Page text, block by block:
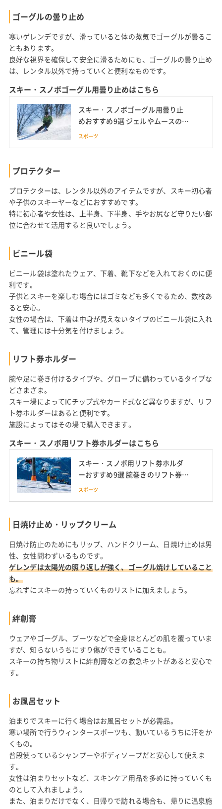
ゴーグルの曇り止め
寒いゲレンデですが、滑っていると体の蒸気でゴーグルが曇るこ
ともあります。
良好な視界を確保して安全に滑るためにも、ゴーグルの曇り止め
は、レンタル以外で持っていくと便利なものです。
スキー・スノボゴーグル用曇り止めはこちら
スキー・スノボゴーグル用曇り止
めおすすめ9選 ジェルやムースの塗
り方も解説
スポーツ
プロテクター
プロテクターは、レンタル以外のアイテムですが、スキー初心者
や子供のスキーヤーなどにおすすめです。
特に初心者や女性は、上半身、下半身、手やお尻など守りたい部
位に合わせて活用すると良いでしょう。
ビニール袋
ビニール袋は塗れたウェア、下着、靴下などを入れておくのに便
利です。
子供とスキーを楽しむ場合にはゴミなども多くでるため、数枚あ
ると安心。
女性の場合は、下着は中身が見えないタイプのビニール袋に入れ
て、管理には十分気を付けましょう。
リフト券ホルダー
腕や足に巻き付けるタイプや、グローブに備わっているタイプな
どさまざま。
スキー場によってICチップ式やカード式など異なりますが、リフ
ト券ホルダーはあると便利です。
施設によってはその場で購入できます。
スキー・スノボ用リフト券ホルダーはこちら
スキー・スノボ用リフト券ホルダ
ーおすすめ9選 腕巻きのリフト券入
れも紹介
スポーツ
日焼け止め・リップクリーム
日焼け防止のためにもリップ、ハンドクリーム、日焼け止めは男
性、女性問わずいるものです。
ゲレンデは太陽光の照り返しが強く、ゴーグル焼けしていること
も。
忘れずにスキーの持っていくものリストに加えましょう。
絆創膏
ウェアやゴーグル、ブーツなどで全身ほとんどの肌を覆っていま
すが、知らないうちにすり傷ができていることも。
スキーの持ち物リストに絆創膏などの救急キットがあると安心で
す。
お風呂セット
泊まりでスキーに行く場合はお風呂セットが必需品。
寒い場所で行うウィンタースポーツも、動いているうちに汗をか
くもの。
普段使っているシャンプーやボディソープだと安心して使えま
す。
女性は泊まりセットなど、スキンケア用品を多めに持っていくも
のとして入れましょう。
また、泊まりだけでなく、日帰りで訪れる場合も、帰りに温泉施